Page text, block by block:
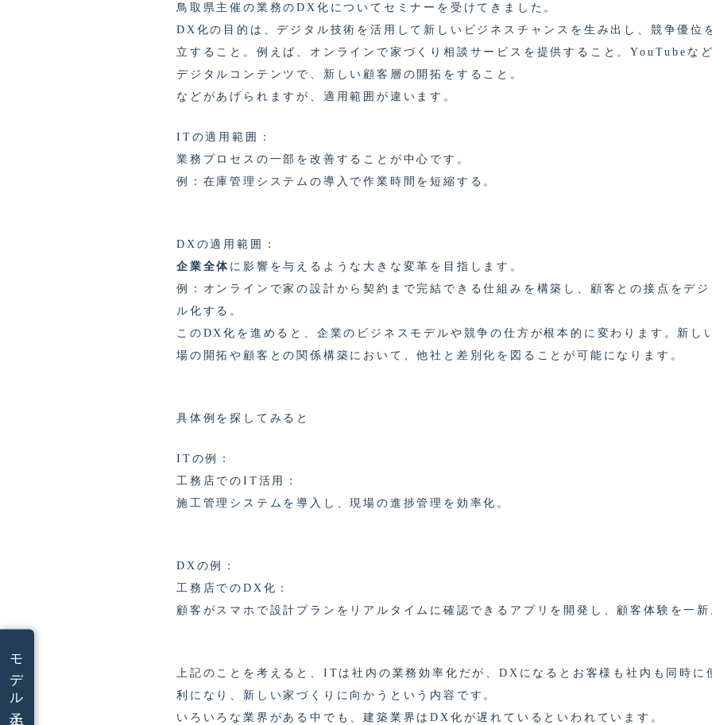
モデル予約
鳥取県主催の業務のDX化についてセミナーを受けてきました。
DX化の目的は、デジタル技術を活用して新しいビジネスチャンスを生み出し、競争優位
立すること。例えば、オンラインで家づくり相談サービスを提供すること。YouTubeな
デジタルコンテンツで、新しい顧客層の開拓をすること。
などがあげられますが、適用範囲が違います。
ITの適用範囲：
業務プロセスの一部を改善することが中心です。
例：在庫管理システムの導入で作業時間を短縮する。
DXの適用範囲：
企業全体 に影響を与えるような大きな変革を目指します。
例：オンラインで家の設計から契約まで完結できる仕組みを構築し、顧客との接点をデ
ル化する。
このDX化を進めると、企業のビジネスモデルや競争の仕方が根本的に変わります。新し
場の開拓や顧客との関係構築において、他社と差別化を図ることが可能になります。
具体例を探してみると
ITの例：
工務店でのIT活用：
施工管理システムを導入し、現場の進捗管理を効率化。
DXの例：
工務店でのDX化：
顧客がスマホで設計プランをリアルタイムに確認できるアプリを開発し、顧客体験を一
上記のことを考えると、ITは社内の業務効率化だが、DXになるとお客様も社内も同時に
利になり、新しい家づくりに向かうという内容です。
いろいろな業界がある中でも、建築業界はDX化が遅れているといわれています。